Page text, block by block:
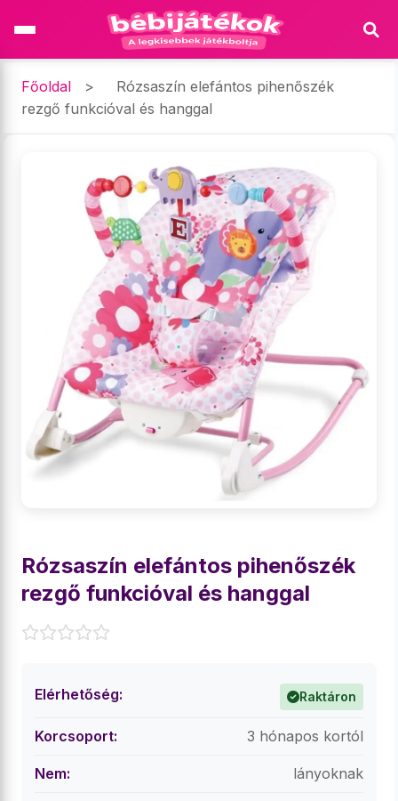
Főoldal >
Rózsaszín elefántos pihenőszék
rezgő funkcióval és hanggal
Rózsaszín elefántos pihenőszék
rezgő funkcióval és hanggal
Elérhetőség: Raktáron
Korcsoport: 3 hónapos kortól
Nem: lányoknak